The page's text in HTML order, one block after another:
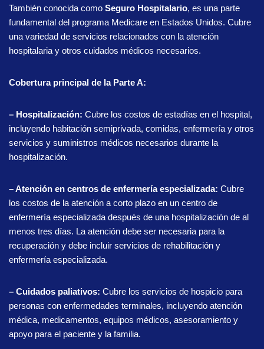
También conocida como Seguro Hospitalario, es una parte
fundamental del programa Medicare en Estados Unidos. Cubre
una variedad de servicios relacionados con la atención
hospitalaria y otros cuidados médicos necesarios.
Cobertura principal de la Parte A:
– Hospitalización: Cubre los costos de estadías en el hospital,
incluyendo habitación semiprivada, comidas, enfermería y otros
servicios y suministros médicos necesarios durante la
hospitalización.
– Atención en centros de enfermería especializada: Cubre
los costos de la atención a corto plazo en un centro de
enfermería especializada después de una hospitalización de al
menos tres días. La atención debe ser necesaria para la
recuperación y debe incluir servicios de rehabilitación y
enfermería especializada.
– Cuidados paliativos: Cubre los servicios de hospicio para
personas con enfermedades terminales, incluyendo atención
médica, medicamentos, equipos médicos, asesoramiento y
apoyo para el paciente y la familia.